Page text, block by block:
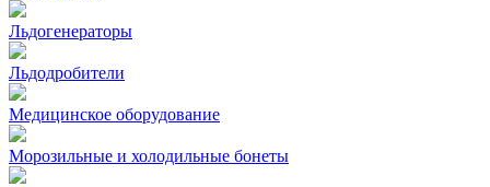
Льдогенераторы
Льдодробители
Медицинское оборудование
Морозильные и холодильные бонеты